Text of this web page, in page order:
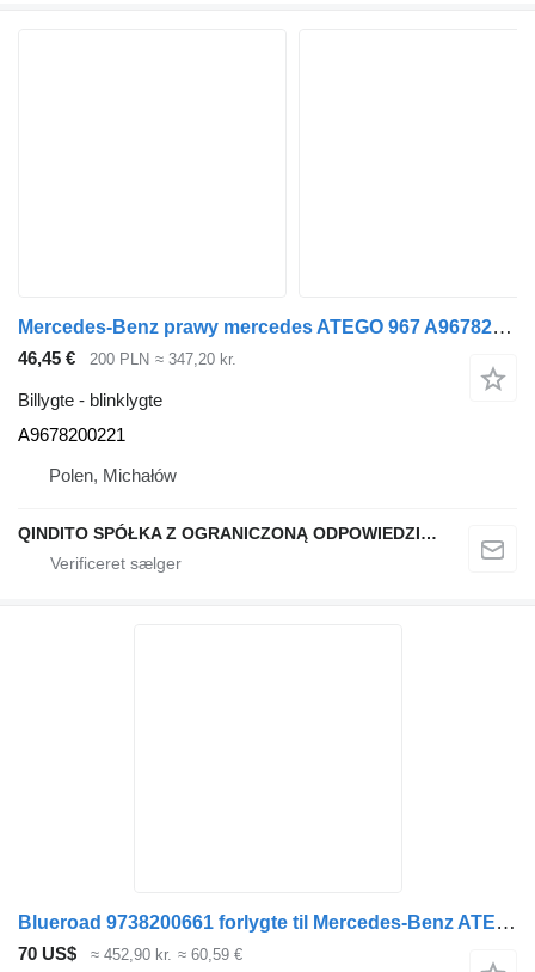
Mercedes-Benz prawy mercedes ATEGO 967 A9678200221 blinklygte til Mercedes-Benz ATEGO EURO 6 lastbil
46,45 € 200 PLN ≈ 347,20 kr.
Billygte - blinklygte
A9678200221
Polen, Michałów
QINDITO SPÓŁKA Z OGRANICZONĄ ODPOWIEDZIALNOŚCIĄ
Blueroad 9738200661 forlygte til Mercedes-Benz ATEGO 2 lastbil
70 US$ ≈ 452,90 kr. ≈ 60,59 €